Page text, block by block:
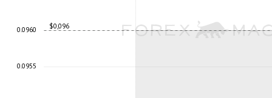
$0,096
0.0955
0.0960